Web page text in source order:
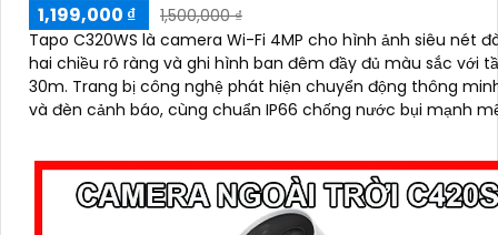
1,199,000 ₫
1,500,000 ₫
Tapo C320WS là camera Wi-Fi 4MP cho hình ảnh siêu nét
hai chiều rõ ràng và ghi hình ban đêm đầy đủ màu sắc với
30m. Trang bị công nghệ phát hiện chuyển động thông
và đèn cảnh báo, cùng chuẩn IP66 chống nước bụi mạnh
thời tiết độ bền cao và mức giá cực kỳ ưu đãi